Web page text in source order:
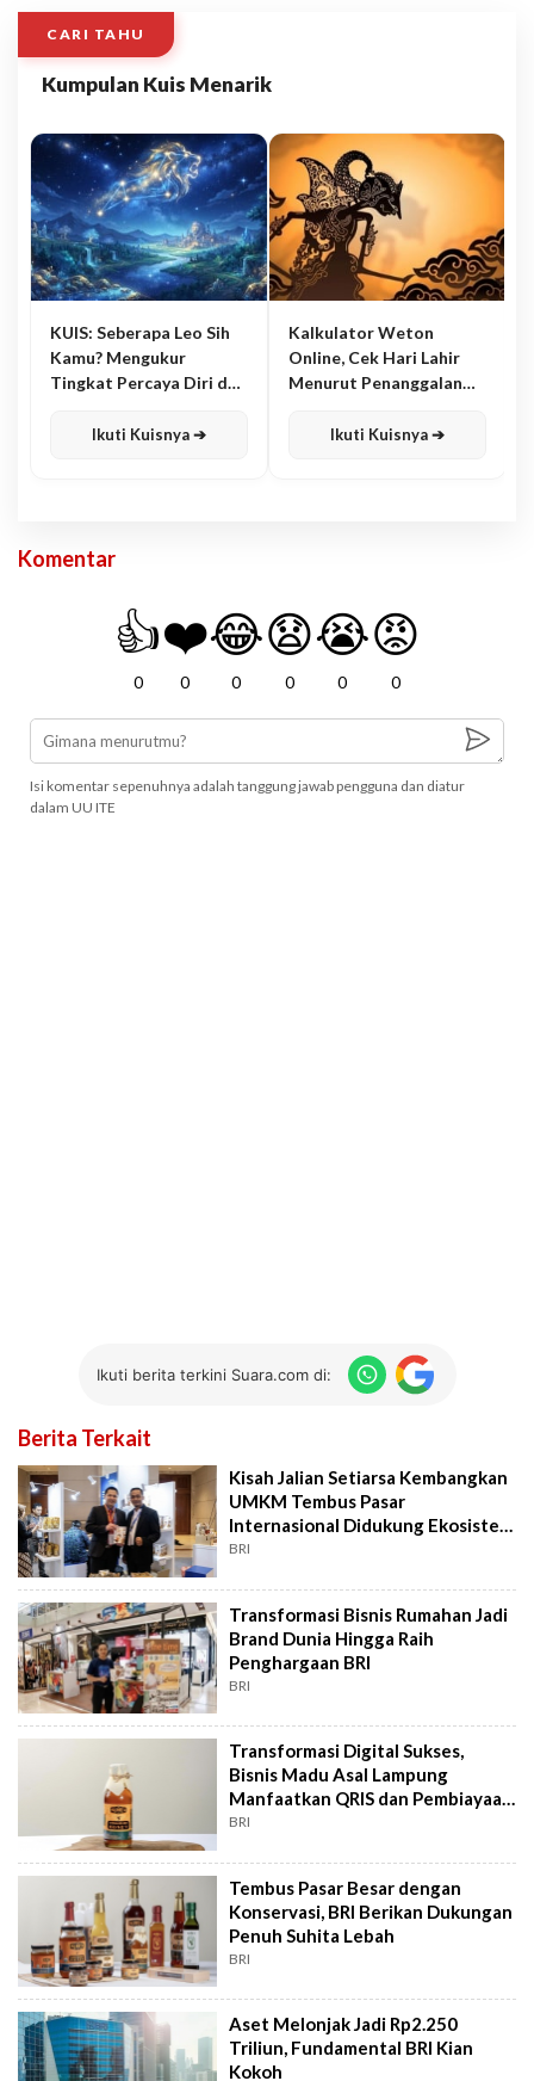
CARI TAHU
Kumpulan Kuis Menarik
KUIS: Seberapa Leo Sih
Kamu? Mengukur
Tingkat Percaya Diri dan
Ikuti Kuisnya ➔
Kalkulator Weton
Online, Cek Hari Lahir
Menurut Penanggalan
Ikuti Kuisnya ➔
Komentar
👍
0
❤️
0
😂
0
😧
0
😭
0
😡
0
Isi komentar sepenuhnya adalah tanggung jawab pengguna dan diatur
dalam UU ITE
Ikuti berita terkini Suara.com di:
Berita Terkait
Kisah Jalian Setiarsa Kembangkan
UMKM Tembus Pasar
Internasional Didukung Ekosistem
BRI
BRI
Transformasi Bisnis Rumahan Jadi
Brand Dunia Hingga Raih
Penghargaan BRI
BRI
Transformasi Digital Sukses,
Bisnis Madu Asal Lampung
Manfaatkan QRIS dan Pembiayaan
BRI
BRI
Tembus Pasar Besar dengan
Konservasi, BRI Berikan Dukungan
Penuh Suhita Lebah
BRI
Aset Melonjak Jadi Rp2.250
Triliun, Fundamental BRI Kian
Kokoh